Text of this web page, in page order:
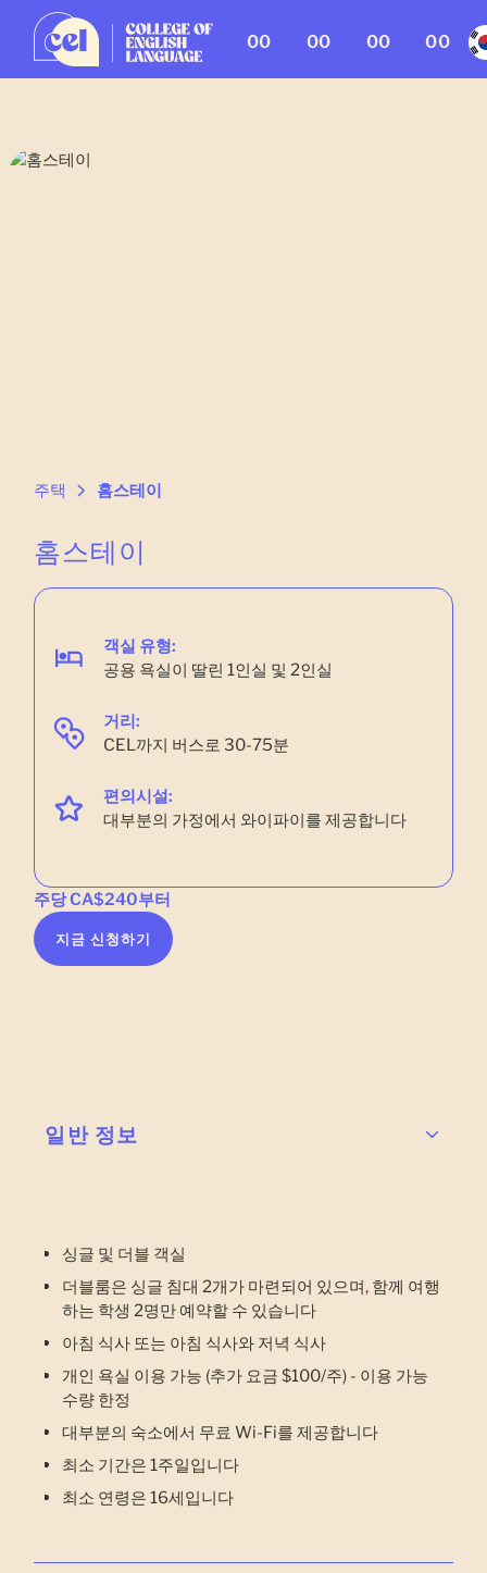
00 00 00 00
주택 홈스테이
홈스테이
객실 유형:
공용 욕실이 딸린 1인실 및 2인실
거리:
CEL까지 버스로 30-75분
편의시설:
대부분의 가정에서 와이파이를 제공합니다
주당 CA$240부터
지금 신청하기
일반 정보
싱글 및 더블 객실
더블룸은 싱글 침대 2개가 마련되어 있으며, 함께 여행
하는 학생 2명만 예약할 수 있습니다
아침 식사 또는 아침 식사와 저녁 식사
개인 욕실 이용 가능 (추가 요금 $100/주) - 이용 가능
수량 한정
대부분의 숙소에서 무료 Wi-Fi를 제공합니다
최소 기간은 1주일입니다
최소 연령은 16세입니다